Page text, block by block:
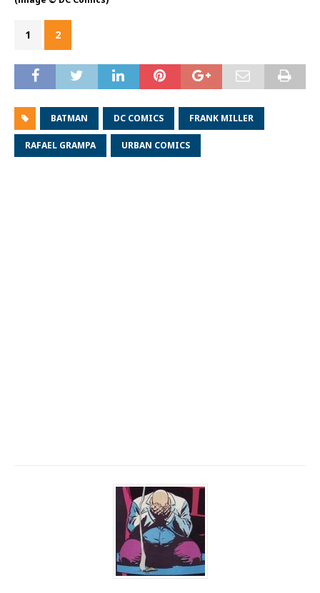
1 2
BATMAN DC COMICS FRANK MILLER
RAFAEL GRAMPA URBAN COMICS